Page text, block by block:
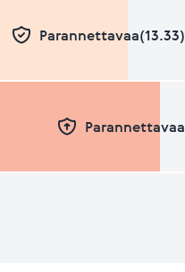
Parannettavaa(13.33)
Parannettavaa